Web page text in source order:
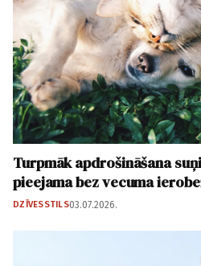
Turpmāk apdrošināšana
pieejama bez vecuma
DZĪVESSTILS03.07.2026.